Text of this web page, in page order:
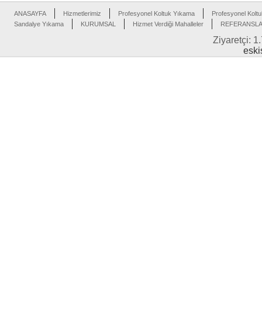
ANASAYFA Hizmetlerimiz Profesyonel Koltuk Yıkama
Profesyonel
Sandalye Yıkama
KURUMSAL Hizmet Verdiği Mahalleler
Ziyaretçi: